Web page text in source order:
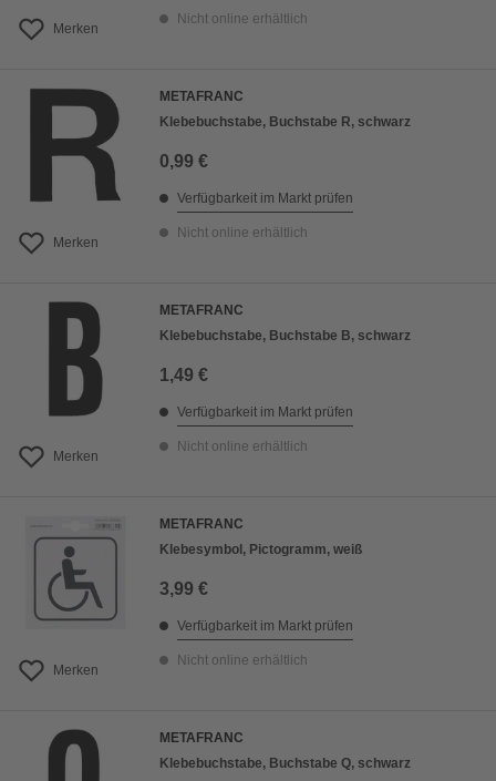
Merken
Nicht online erhältlich
Merken
METAFRANC
Klebebuchstabe, Buchstabe R, schwarz
0,99 €
Verfügbarkeit im Markt prüfen
Nicht online erhältlich
Merken
METAFRANC
Klebebuchstabe, Buchstabe B, schwarz
1,49 €
Verfügbarkeit im Markt prüfen
Nicht online erhältlich
Merken
METAFRANC
Klebesymbol, Pictogramm, weiß
3,99 €
Verfügbarkeit im Markt prüfen
Nicht online erhältlich
METAFRANC
Klebebuchstabe, Buchstabe Q, schwarz